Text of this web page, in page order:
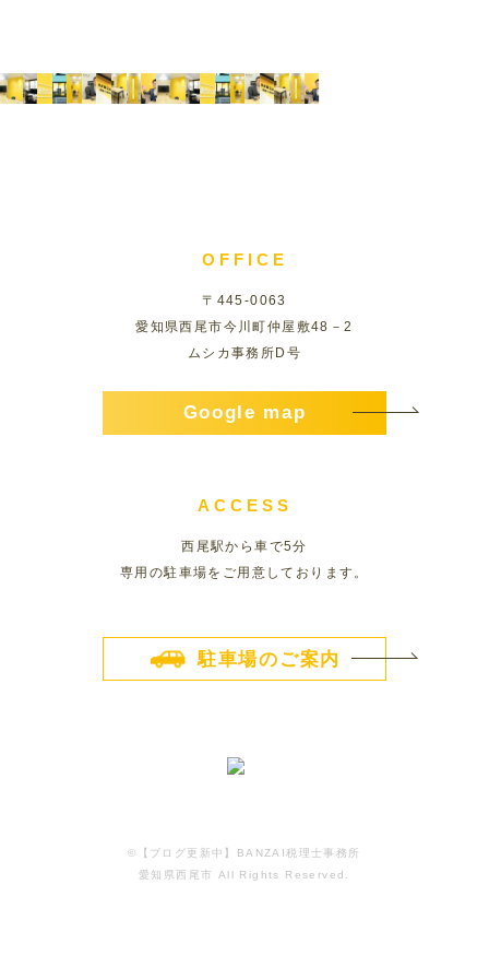
OFFICE
〒445-0063
愛知県西尾市今川町仲屋敷48－2
ムシカ事務所D号
Google map
ACCESS
西尾駅から車で5分
専用の駐車場をご用意しております。
駐車場のご案内
©️【ブログ更新中】BANZAI税理士事務所
愛知県西尾市 All Rights Reserved.